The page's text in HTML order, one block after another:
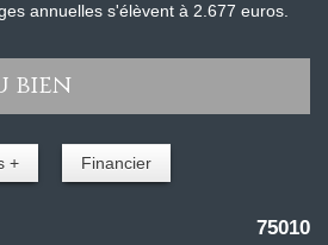
annuelles s'élèvent à 2.677 euros.
bien
+ Financier
75010